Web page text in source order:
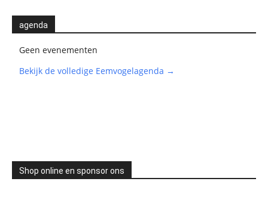
agenda
Geen evenementen
Bekijk de volledige Eemvogelagenda →
Shop online en sponsor ons